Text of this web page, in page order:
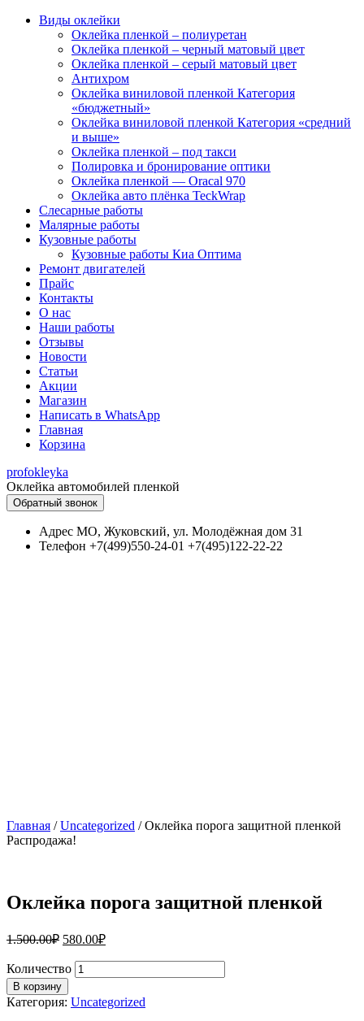
Виды оклейки
Оклейка пленкой – полиуретан
Оклейка пленкой – черный матовый цвет
Оклейка пленкой – серый матовый цвет
Антихром
Оклейка виниловой пленкой Категория
«бюджетный»
Оклейка виниловой пленкой Категория «средний
и выше»
Оклейка пленкой – под такси
Полировка и бронирование оптики
Оклейка пленкой — Oracal 970
Оклейка авто плёнка TeckWrap
Слесарные работы
Малярные работы
Кузовные работы
Кузовные работы Киа Оптима
Ремонт двигателей
Прайс
Контакты
О нас
Наши работы
Отзывы
Новости
Статьи
Акции
Магазин
Написать в WhatsApp
Главная
Корзина
profokleyka
Оклейка автомобилей пленкой
Обратный звонок
Адрес МО, Жуковский, ул. Молодёжная дом 31
Телефон +7(499)550-24-01 +7(495)122-22-22
Главная /Uncategorized / Оклейка порога защитной пленкой
Распродажа!
Оклейка порога защитной пленкой
1.500.00₽ 580.00₽
Количество
В корзину
Категория: Uncategorized